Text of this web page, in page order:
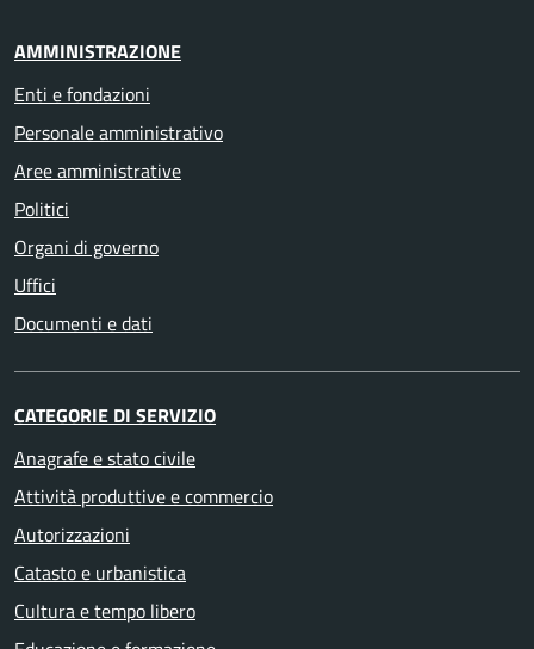
AMMINISTRAZIONE
Enti e fondazioni
Personale amministrativo
Aree amministrative
Politici
Organi di governo
Uffici
Documenti e dati
CATEGORIE DI SERVIZIO
Anagrafe e stato civile
Attività produttive e commercio
Autorizzazioni
Catasto e urbanistica
Cultura e tempo libero